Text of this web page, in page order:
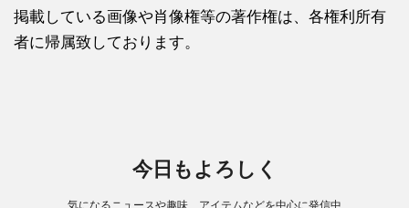
ー
掲載している画像や肖像権等の著作権は、各権利所有
者に帰属致しております。
今日もよろしく
気になるニュースや趣味、アイテムなどを中心に発信中